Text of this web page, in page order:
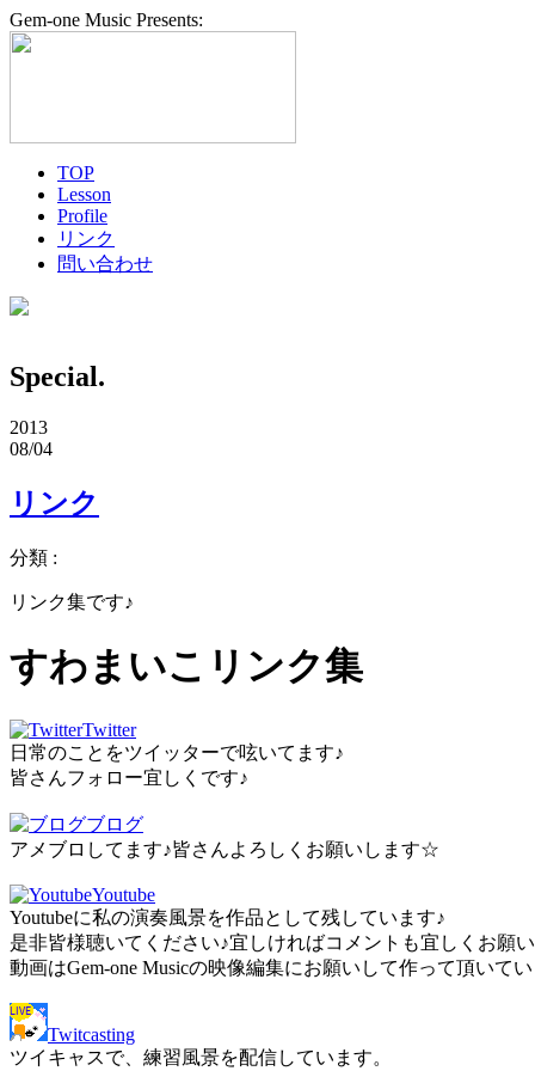
Gem-one Music Presents:
TOP
Lesson
Profile
リンク
問い合わせ
Special.
2013
08/04
リンク
分類 :
リンク集です♪
すわまいこリンク集
Twitter
日常のことをツイッターで呟いてます♪
皆さんフォロー宜しくです♪
ブログ
アメブロしてます♪皆さんよろしくお願いします☆
Youtube
Youtubeに私の演奏風景を作品として残しています♪
是非皆様聴いてください♪宜しければコメントも宜しくお願
動画はGem-one Musicの映像編集にお願いして作って頂いて
Twitcasting
ツイキャスで、練習風景を配信しています。